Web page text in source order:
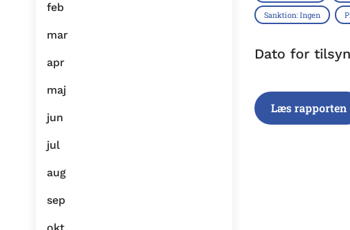
feb
mar
apr
maj
jun
jul
aug
sep
Sanktion: Ingen
Dato for
Læs rapporten